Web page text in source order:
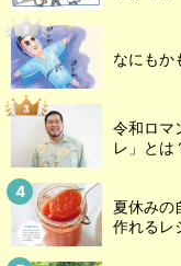
なにもか
令和ロマ
レ」とは
夏休みの
作れるレ